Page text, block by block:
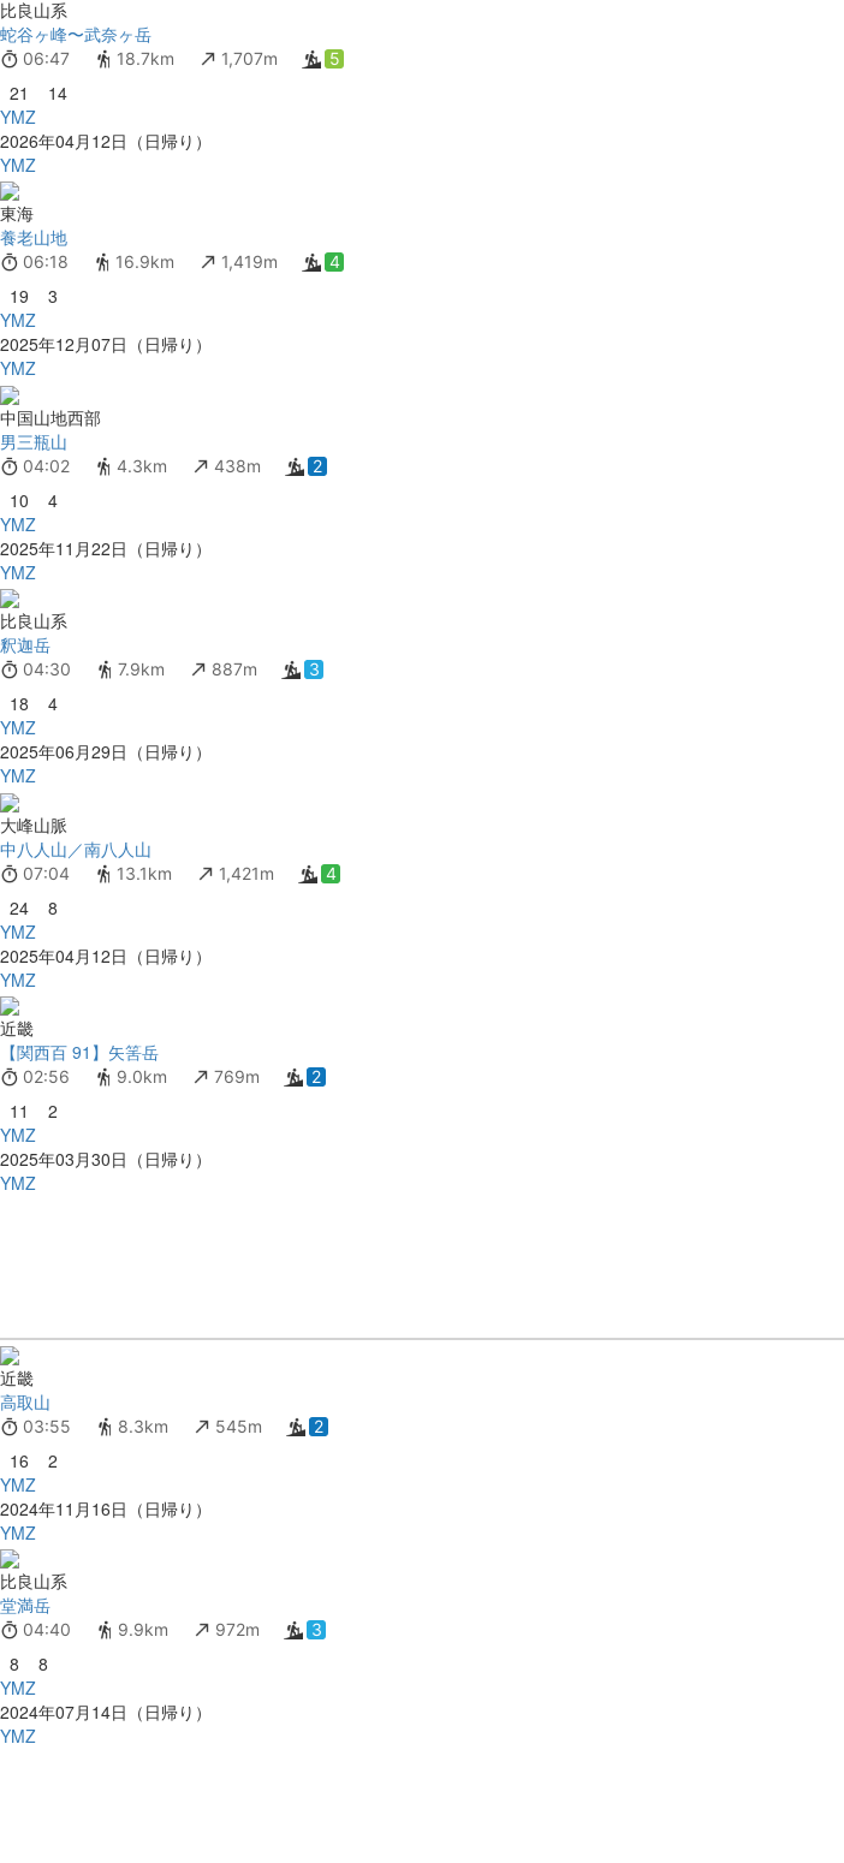
比良山系
蛇谷ヶ峰〜武奈ヶ岳
06:47 18.7km 1,707m 5
21
14
YMZ
2026年04月12日（日帰り）
YMZ
東海
養老山地
06:18 16.9km 1,419m 4
19
3
YMZ
2025年12月07日（日帰り）
YMZ
中国山地西部
男三瓶山
04:02 4.3km 438m 2
10
4
YMZ
2025年11月22日（日帰り）
YMZ
比良山系
釈迦岳
04:30 7.9km 887m 3
18
4
YMZ
2025年06月29日（日帰り）
YMZ
大峰山脈
中八人山／南八人山
07:04 13.1km 1,421m 4
24
8
YMZ
2025年04月12日（日帰り）
YMZ
近畿
【関西百 91】矢筈岳
02:56 9.0km 769m 2
11
2
YMZ
2025年03月30日（日帰り）
YMZ
近畿
高取山
03:55 8.3km 545m 2
16
2
YMZ
2024年11月16日（日帰り）
YMZ
比良山系
堂満岳
04:40 9.9km 972m 3
8
8
YMZ
2024年07月14日（日帰り）
YMZ